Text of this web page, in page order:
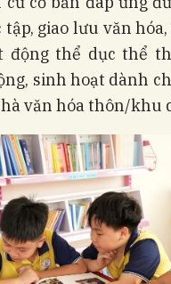
giao lưu văn
động thể dục thể
sinh hoạt dành
văn hóa thôn/khu